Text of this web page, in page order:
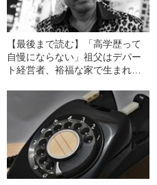
【最後まで読む】「高学歴って
自慢にならない」祖父はデパー
ト経営者、裕福な家で生まれ育
肌・豹柄シャツ】のぼったくり
に変身したワケ